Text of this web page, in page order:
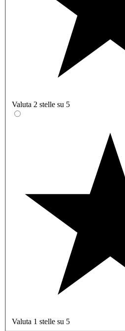
Valuta 2 stelle su 5
Valuta 1 stelle su 5